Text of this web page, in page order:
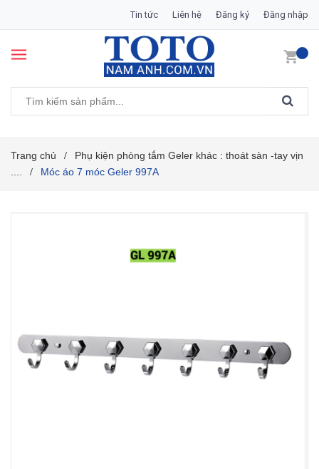
Tin tức Liên hệ Đăng ký Đăng nhập
Trang chủ /
Phụ kiện phòng tắm Geler khác : thoát sàn -tay vịn
/ Móc áo 7 móc Geler 997A